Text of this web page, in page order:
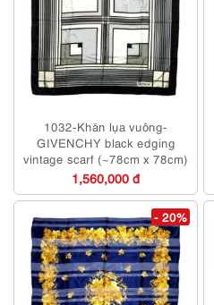
1032-Khăn lụa vuông-
GIVENCHY black edging
vintage scarf (~78cm x 78cm)
1,560,000 đ
- 20%